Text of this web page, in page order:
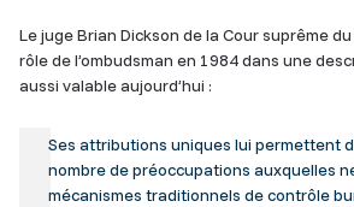
Le juge Brian Dickson de la Cour suprême
rôle de l’ombudsman en 1984 dans une
aussi valable aujourd’hui :
Ses attributions uniques lui permettent
nombre de préoccupations auxquelles
mécanismes traditionnels de contrôle